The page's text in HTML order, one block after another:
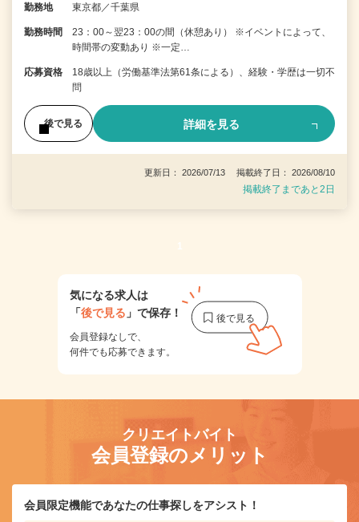
勤務地 東京都／千葉県
勤務時間
23：00～翌23：00の間（休憩あり） ※イベントによって、
時間帯の変動あり ※一定…
応募資格
18歳以上（労働基準法第61条による）、経験・学歴は一切不
問
後で見る 詳細を見る
更新日： 2026/07/13 掲載終了日： 2026/08/10
掲載終了まであと2日
1
気になる求人は
「後で見る 」で保存！
会員登録なしで、
何件でも応募できます。
クリエイトバイト
会員登録のメリット
会員限定機能であなたの仕事探しをアシスト！